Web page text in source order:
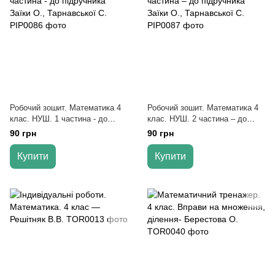
Робочий зошит. Математика 4
клас. НУШ. 1 частина - до
підручника Заїки О.,
Тарнавської С.
90 грн
Купити
Робочий зошит. Математика 4
клас. НУШ. 2 частина – до
підручника Заїки О.,
Тарнавської С.
90 грн
Купити